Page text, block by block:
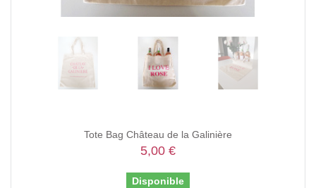
Tote Bag Château de la Galinière
5,00 €
Disponible